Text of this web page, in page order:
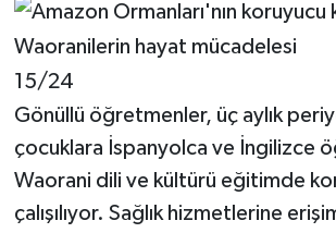
15/24
Gönüllü öğretmenler, üç aylık
çocuklara İspanyolca ve İngilizce
Waorani dili ve kültürü eğitimde
çalışılıyor. Sağlık hizmetlerine